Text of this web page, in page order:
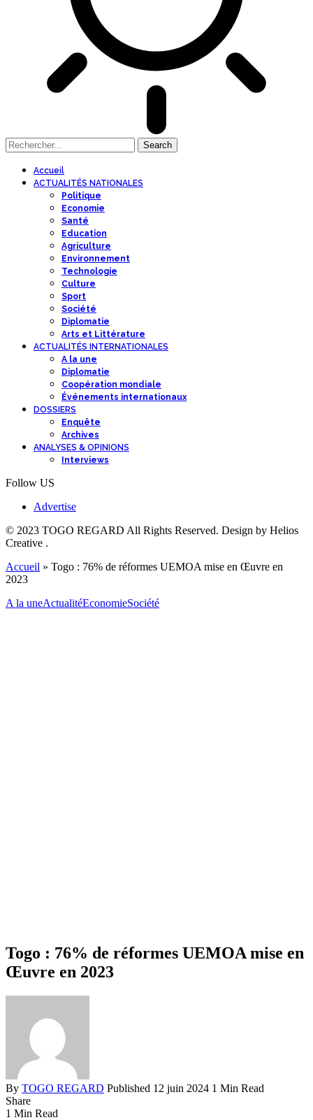
Accueil
ACTUALITÉS NATIONALES
Politique
Economie
Santé
Education
Agriculture
Environnement
Technologie
Culture
Sport
Société
Diplomatie
Arts et Littérature
ACTUALITÉS INTERNATIONALES
A la une
Diplomatie
Coopération mondiale
Événements internationaux
DOSSIERS
Enquête
Archives
ANALYSES & OPINIONS
Interviews
Follow US
Advertise
© 2023 TOGO REGARD All Rights Reserved. Design by Helios
Creative .
Accueil » Togo : 76% de réformes UEMOA mise en Œuvre en
2023
A la uneActualitéEconomieSociété
Togo : 76% de réformes UEMOA mise en
Œuvre en 2023
By TOGO REGARD Published 12 juin 2024 1 Min Read
Share
1 Min Read